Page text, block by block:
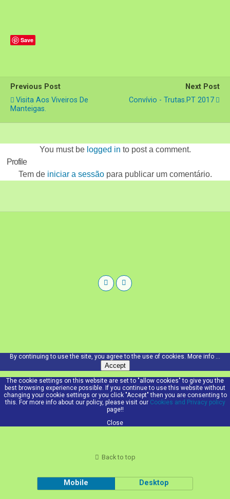
Save
Previous Post
Visita Aos Viveiros De
Manteigas.
Next Post
Convívio - Trutas.PT 2017
You must be logged in to post a comment.
Profile
Tem de iniciar a sessãopara publicar um comentário.
By continuing to use the site, you agree to the use of cookies. More info ...
Accept
The cookie settings on this website are set to "allow cookies" to give you the
best browsing experience possible. If you continue to use this website without
changing your cookie settings or you click "Accept" then you are consenting to
this. For more info about our policy, please visit our Cookies and Privacy policy
page!!
Close
Back to top
Mobile Desktop